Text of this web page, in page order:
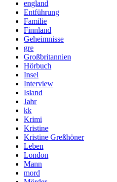
england
Entführung
Familie
Finnland
Geheimnisse
gre
Großbritannien
Hörbuch
Insel
Interview
Island
Jahr
kk
Krimi
Kristine
Kristine Greßhöner
Leben
London
Mann
mord